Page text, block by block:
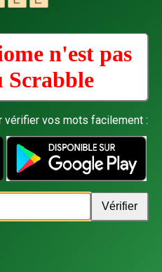
n'est pas
Scrabble
vérifier vos mots facilement :